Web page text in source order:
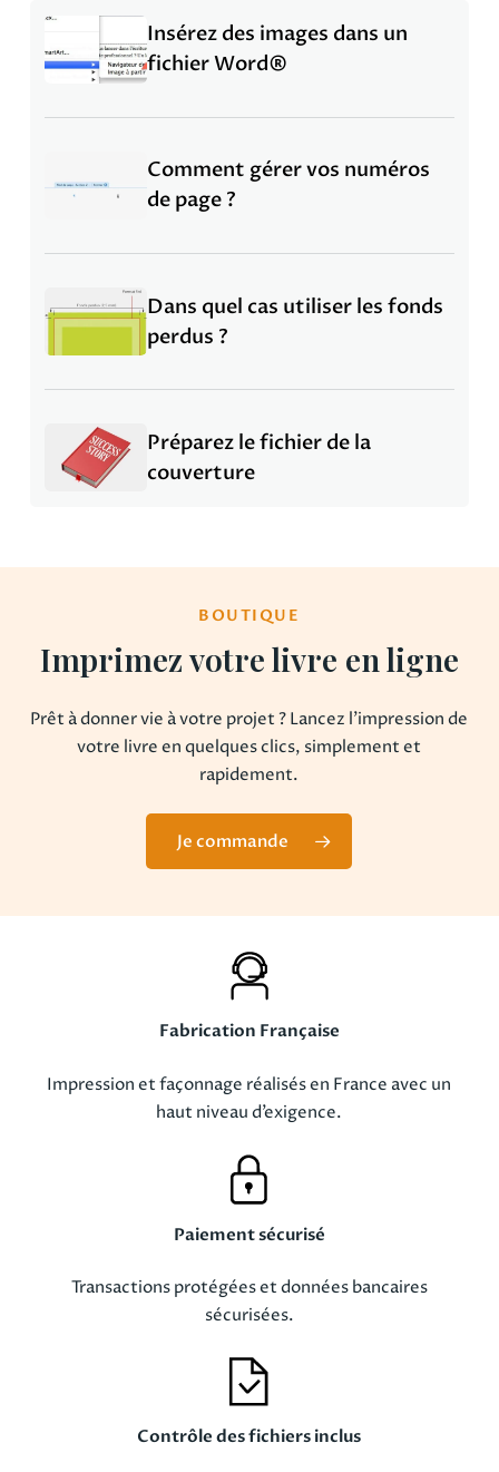
Insérez
des
images
dans
Word®
Insérez
des
images
dans
fichier
Word®
Insérez des images dans un
fichier Word®
gérer
numéros
page
Comment
gérer
numéros
page
?
Comment gérer vos numéros
de page ?
Dans
quel
cas
utiliser
fonds
perdus
Dans
quel
utiliser
fonds
perdus
Dans quel cas utiliser les fonds
perdus ?
Préparez
fichier
Préparez
le
Préparez le fichier de la
couverture
BOUTIQUE
Imprimez votre livre en ligne
Prêt à donner vie à votre projet ? Lancez l’impression de
votre livre en quelques clics, simplement et
rapidement.
Je commande
Fabrication Française
Impression et façonnage réalisés en France avec un
haut niveau d’exigence.
Paiement sécurisé
Transactions protégées et données bancaires
sécurisées.
Contrôle des fichiers inclus